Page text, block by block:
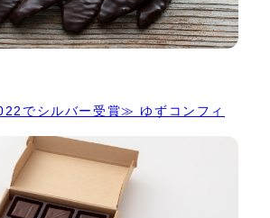
でシルバー受賞≫ ゆずコンフィ